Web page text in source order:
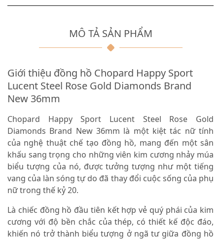
MÔ TẢ SẢN PHẨM
Giới thiệu đồng hồ Chopard Happy Sport
Lucent Steel Rose Gold Diamonds Brand
New 36mm
Chopard Happy Sport Lucent Steel Rose Gold
Diamonds Brand New 36mm là một kiệt tác nữ tính
của nghệ thuật chế tạo đồng hồ, mang đến một sân
khấu sang trọng cho những viên kim cương nhảy múa
biểu tượng của nó, được tưởng tượng như một tiếng
vang của làn sóng tự do đã thay đổi cuộc sống của phụ
nữ trong thế kỷ 20.
Là chiếc đồng hồ đầu tiên kết hợp vẻ quý phái của kim
cương với độ bền chắc của thép, có thiết kế độc đáo,
khiến nó trở thành biểu tượng ở ngã tư giữa đồng hồ